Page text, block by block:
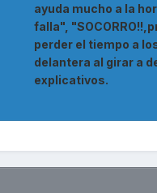
ayuda mucho a la
falla",
perder el tiempo a
delantera al girar a
explicativos.